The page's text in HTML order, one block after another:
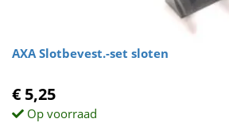
AXA Slotbevest.-set sloten
€ 5,25
Op voorraad